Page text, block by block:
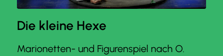
Die kleine Hexe
Marionetten- und Figurenspiel nach O.